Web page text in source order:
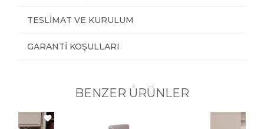
TESLIMAT VE KURULUM
GARANTI KOŞULLARI
BENZER ÜRÜNLER